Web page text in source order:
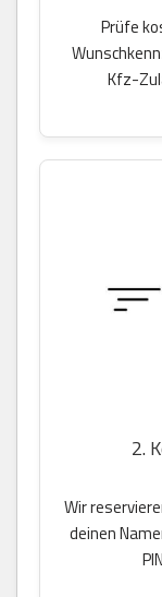
Prüfe
Kfz-
2.
Wir
deinen